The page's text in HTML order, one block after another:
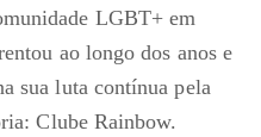
LGBT+ em
ao longo dos anos e
sua luta contínua pela
Clube Rainbow.